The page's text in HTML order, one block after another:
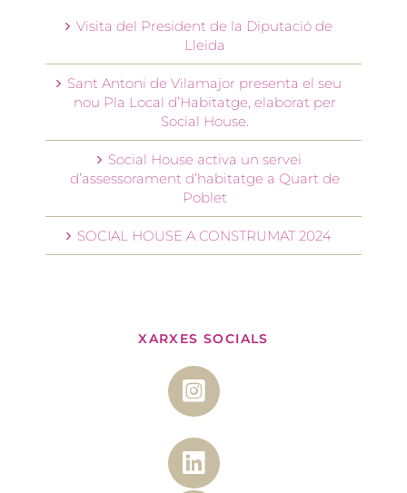
Visita del President de la Diputació de
Lleida
Sant Antoni de Vilamajor presenta el seu
nou Pla Local d’Habitatge, elaborat per
Social House.
Social House activa un servei
d’assessorament d’habitatge a Quart de
Poblet
SOCIAL HOUSE A CONSTRUMAT 2024
XARXES SOCIALS